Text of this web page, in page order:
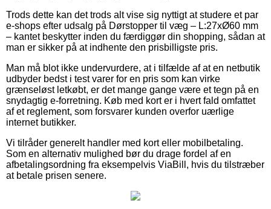
Trods dette kan det trods alt vise sig nyttigt at studere et par
e-shops efter udsalg på Dørstopper til væg – L:27xØ60 mm
– kantet beskytter inden du færdiggør din shopping, sådan at
man er sikker på at indhente den prisbilligste pris.
Man må blot ikke undervurdere, at i tilfælde af at en netbutik
udbyder bedst i test varer for en pris som kan virke
grænseløst letkøbt, er det mange gange være et tegn på en
snydagtig e-forretning. Køb med kort er i hvert fald omfattet
af et reglement, som forsvarer kunden overfor uærlige
internet butikker.
Vi tilråder generelt handler med kort eller mobilbetaling.
Som en alternativ mulighed bør du drage fordel af en
afbetalingsordning fra eksempelvis ViaBill, hvis du tilstræber
at betale prisen senere.